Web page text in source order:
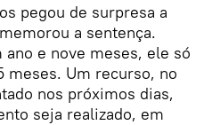
pegou de surpresa a
a sentença.
e nove meses, ele só
meses. Um recurso, no
nos próximos dias,
seja realizado, em